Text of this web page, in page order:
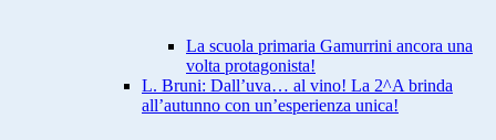
La scuola primaria Gamurrini ancora una
volta protagonista!
L. Bruni: Dall’uva… al vino! La 2^A brinda
all’autunno con un’esperienza unica!